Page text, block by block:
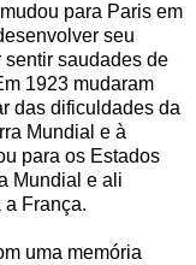
para Paris em
seu
saudades de
1923 mudaram
das dificuldades da
Mundial e à
para os Estados
Mundial e ali
a França.
uma memória